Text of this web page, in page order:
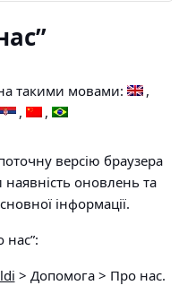
такими мовами:
версію браузера
наявність оновлень та
інформації.
нас”:
> Допомога > Про нас.